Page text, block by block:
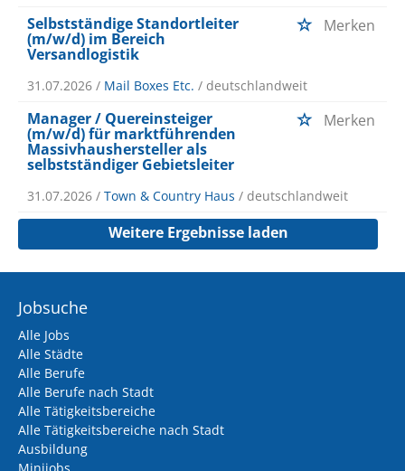
Selbstständige Standortleiter
(m/w/d) im Bereich
Versandlogistik
Merken
31.07.2026 / Mail Boxes Etc. / deutschlandweit
Manager / Quereinsteiger
(m/w/d) für marktführenden
Massivhaushersteller als
selbstständiger Gebietsleiter
Merken
31.07.2026 / Town & Country Haus / deutschlandweit
Weitere Ergebnisse laden
Jobsuche
Alle Jobs
Alle Städte
Alle Berufe
Alle Berufe nach Stadt
Alle Tätigkeitsbereiche
Alle Tätigkeitsbereiche nach Stadt
Ausbildung